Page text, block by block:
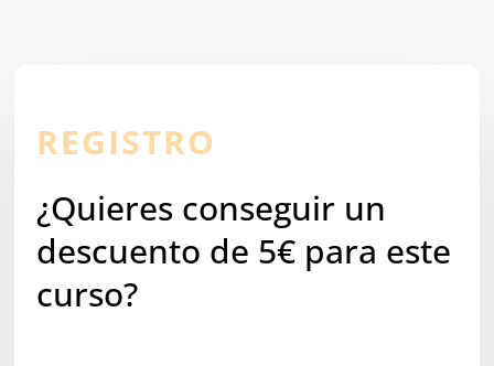
REGISTRO
¿Quieres conseguir un
descuento de 5€ para este
curso?